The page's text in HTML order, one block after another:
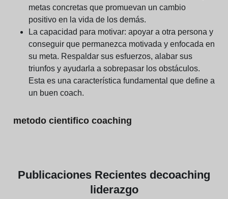
metas concretas que promuevan un cambio
positivo en la vida de los demás.
La capacidad para motivar: apoyar a otra persona y
conseguir que permanezca motivada y enfocada en
su meta. Respaldar sus esfuerzos, alabar sus
triunfos y ayudarla a sobrepasar los obstáculos.
Esta es una característica fundamental que define a
un buen coach.
metodo cientifico coaching
Publicaciones Recientes decoaching
liderazgo